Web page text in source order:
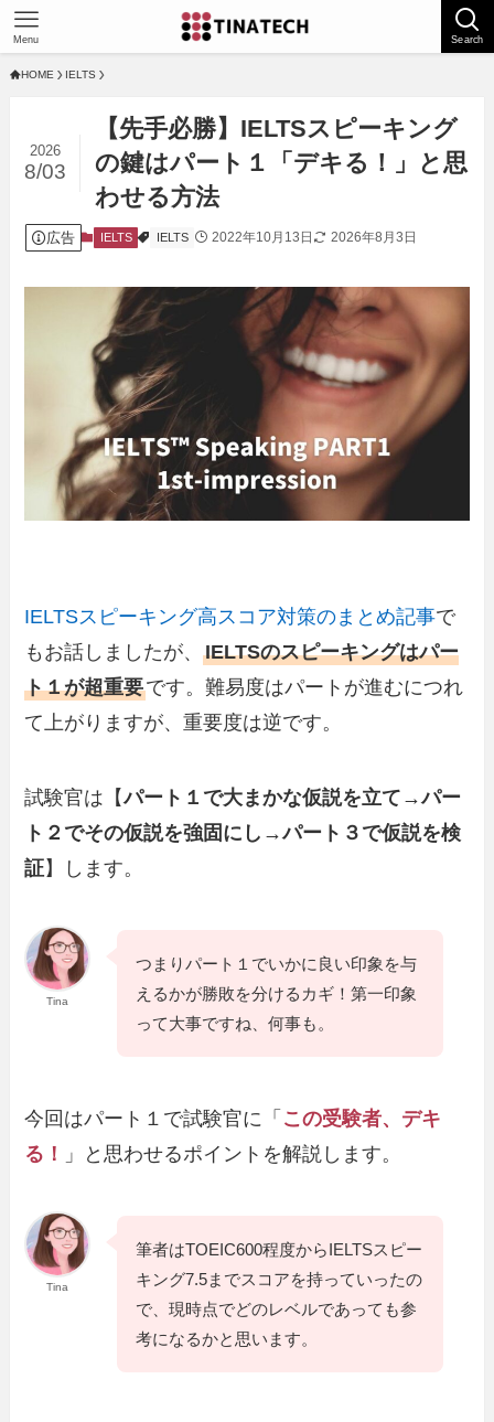
Search
Menu
HOME IELTS
【先手必勝】IELTSスピーキング
の鍵はパート１「デキる！」と思
わせる方法
2026
8/03
広告 IELTS IELTS 2022年10月13日 2026年8月3日
IELTSスピーキング高スコア対策のまとめ記事で
もお話しましたが、IELTSのスピーキングはパー
ト１が超重要です。難易度はパートが進むにつれ
て上がりますが、重要度は逆です。
試験官は【パート１で大まかな仮説を立て→パー
ト２でその仮説を強固にし→パート３で仮説を検
証】します。
Tina
つまりパート１でいかに良い印象を与
えるかが勝敗を分けるカギ！第一印象
って大事ですね、何事も。
今回はパート１で試験官に「 この受験者、デキ
る！
」と思わせるポイントを解説します。
Tina
筆者はTOEIC600程度からIELTSスピー
キング7.5までスコアを持っていったの
で、現時点でどのレベルであっても参
考になるかと思います。